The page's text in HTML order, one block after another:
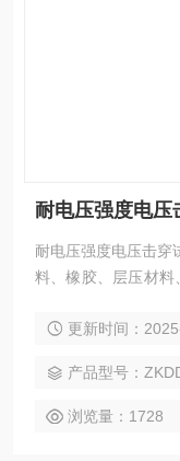
耐电压强度电压
耐电压强度电压击穿
料、橡胶、层压材料
耐电压的测试。
更新时间：
产品型号：
浏览量：1728